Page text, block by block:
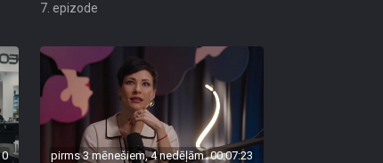
7. epizode
pirms 3 mēnešiem, 4 nedēļām 00:07:23